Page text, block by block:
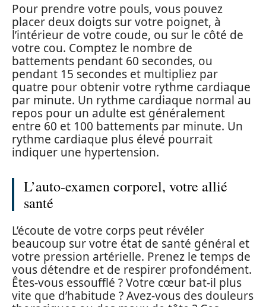
Pour prendre votre pouls, vous pouvez
placer deux doigts sur votre poignet, à
l’intérieur de votre coude, ou sur le côté de
votre cou. Comptez le nombre de
battements pendant 60 secondes, ou
pendant 15 secondes et multipliez par
quatre pour obtenir votre rythme cardiaque
par minute. Un rythme cardiaque normal au
repos pour un adulte est généralement
entre 60 et 100 battements par minute. Un
rythme cardiaque plus élevé pourrait
indiquer une hypertension.
L’auto-examen corporel, votre allié
santé
L’écoute de votre corps peut révéler
beaucoup sur votre état de santé général et
votre pression artérielle. Prenez le temps de
vous détendre et de respirer profondément.
Êtes-vous essoufflé ? Votre cœur bat-il plus
vite que d’habitude ? Avez-vous des douleurs